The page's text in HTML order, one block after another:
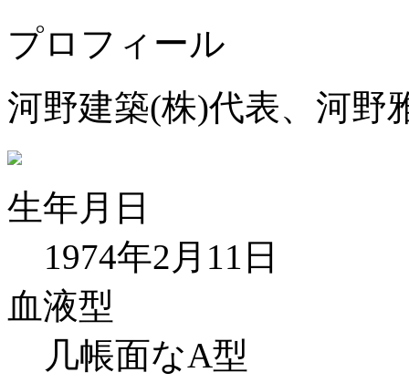
プロフィール
河野建築(株)代表、河野
生年月日
1974年2月11日
血液型
几帳面なA型